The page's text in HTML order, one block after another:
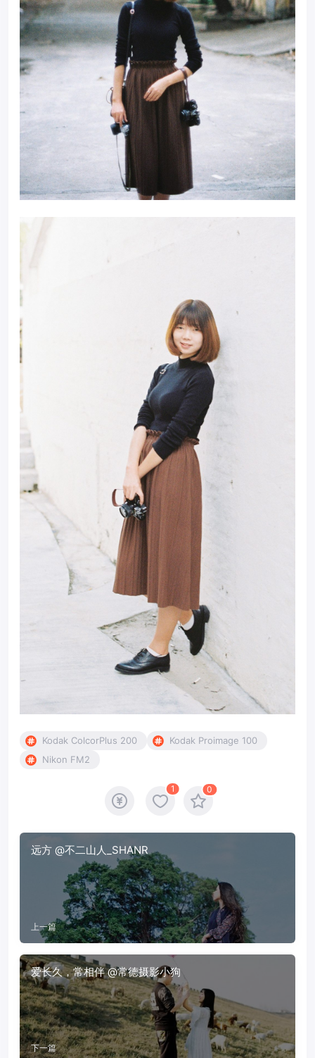
Kodak ColcorPlus 200
Kodak Proimage 100
Nikon FM2
1 0
远方 @不二山人_SHANR
上一篇
爱长久，常相伴 @常德摄影小狗
下一篇